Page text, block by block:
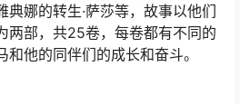
娜的转生·萨莎等，故事以他们
两部，共25卷，每卷都有不同的
他的同伴们的成长和奋斗。